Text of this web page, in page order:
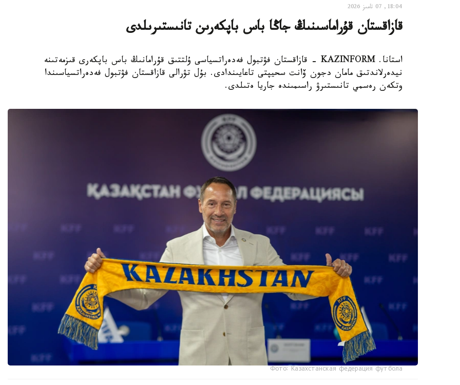
18:04, 07 تامىز 2026
قازاقستان قۇراماسىنىڭ جاڭا باس باپكەرىن تانىستىرىلدى
استانا. KAZINFORM - قازاقستان فۋتبول فەدەراتسياسى ۇلتتىق قۇرامانىڭ باس باپكەرى قىزمەتىنە
نيدەرلاندتىق مامان دجون ۆانت سحيپتى تاعايىندادى. بۇل تۋرالى قازاقستان فۋتبول فەدەراتسياسىندا
وتكەن رەسمي تانىستىرۋ راسىمىندە جاريا ەتىلدى.
Фото: Казахстанская федерация футбола